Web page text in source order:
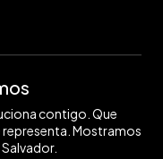
contigo. Que
Mostramos